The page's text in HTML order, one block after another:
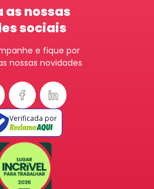
as nossas
sociais
e fique por
nossas novidades
Verificada por